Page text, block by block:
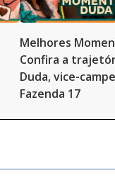
Melhores
Confira a
Duda, vice-
Fazenda 17